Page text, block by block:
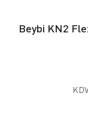
Beybi KN2